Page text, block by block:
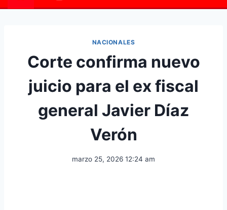
NACIONALES
Corte confirma nuevo
juicio para el ex fiscal
general Javier Díaz
Verón
marzo 25, 2026 12:24 am